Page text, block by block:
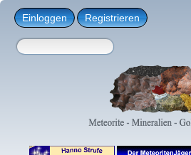
Einloggen Registrieren